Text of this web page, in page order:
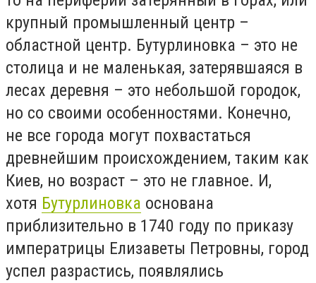
крупный промышленный центр –
областной центр. Бутурлиновка – это не
столица и не маленькая, затерявшаяся в
лесах деревня – это небольшой городок,
но со своими особенностями. Конечно,
не все города могут похвастаться
древнейшим происхождением, таким как
Киев, но возраст – это не главное. И,
хотя Бутурлиновка основана
приблизительно в 1740 году по приказу
императрицы Елизаветы Петровны, город
успел разрастись, появлялись